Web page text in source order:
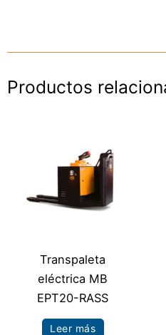
Productos
Transpaleta
eléctrica MB
EPT20-RASS
Leer más